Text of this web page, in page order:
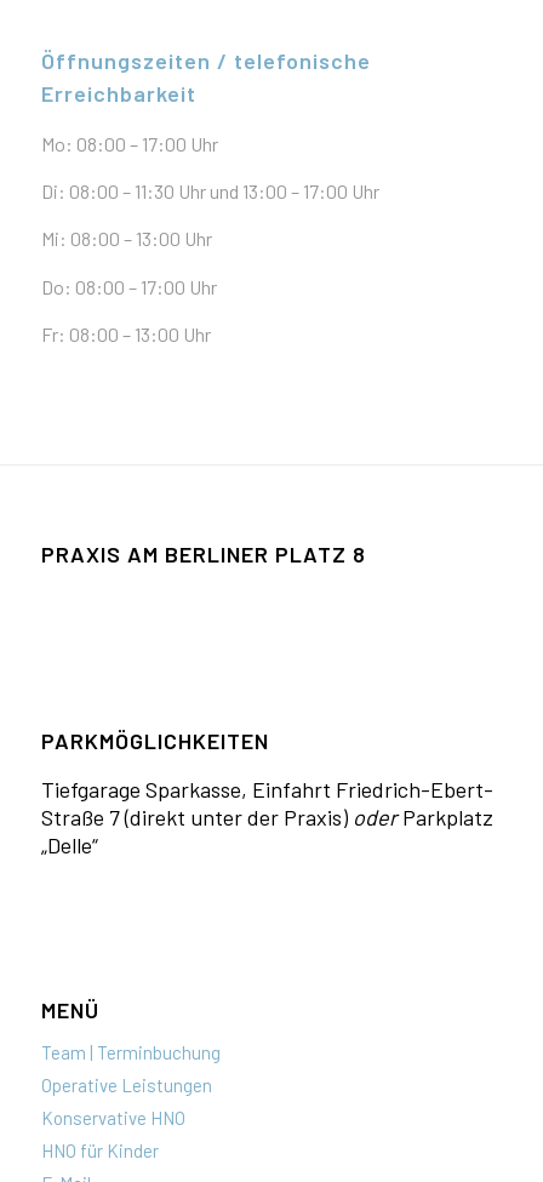
Öffnungszeiten / telefonische
Erreichbarkeit
Mo: 08:00 – 17:00 Uhr
Di: 08:00 – 11:30 Uhr und 13:00 – 17:00 Uhr
Mi: 08:00 – 13:00 Uhr
Do: 08:00 – 17:00 Uhr
Fr: 08:00 – 13:00 Uhr
PRAXIS AM BERLINER­ PLATZ­ 8
PARKMÖGLICHKEITEN
Tiefga­rage Sparkasse, Einfahrt Fried­rich-Ebert-
Straße 7 (direkt unter der Praxis) oderParkplatz
„Delle“
MENÜ
Team | Terminbuchung
Operative Leistungen
Konservative HNO
HNO für Kinder